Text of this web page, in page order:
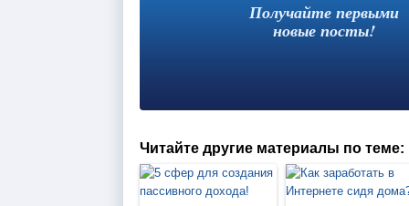
Получайте первыми
новые посты!
Читайте другие материалы по теме: